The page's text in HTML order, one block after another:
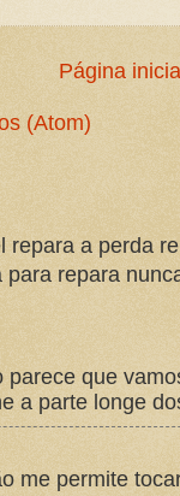
Página
(Atom)
repara a perda
repara
parece que
a parte longe
me permite